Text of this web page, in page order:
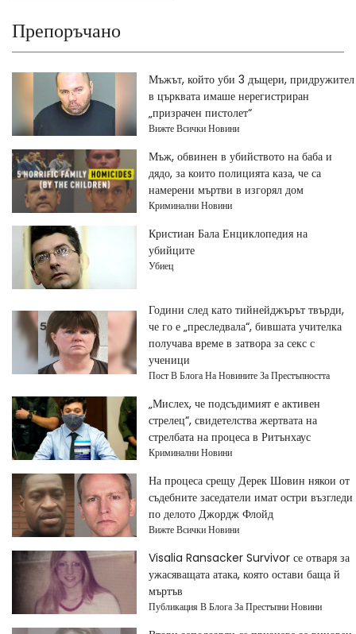
Препоръчано
Мъжът, който уби 3 дъщери, придружител
в църквата имаше нерегистриран
„призрачен пистолет“
Вижте Всички Новини
Мъж, обвинен в убийството на баба и
дядо, за които полицията каза, че са
намерени мъртви в изгорял дом
Криминални Новини
Кристиан Бала Енциклопедия на
убийците
Убиец
Години след като тийнейджърът твърди,
че го е „преследвала“, бившата учителка
получава време в затвора за секс с
ученици
Пост В Блога На Новините За Престъпността
„Мислех, че подсъдимият е активен
стрелец“, свидетелства жертвата на
стрелбата на процеса в Ритънхаус
Криминални Новини
На процеса срещу Дерек Шовин някои от
съдебните заседатели имат остри възгледи
по делото Джордж Флойд
Вижте Всички Новини
Visalia Ransacker Survivor се отваря за
ужасяващата атака, която остави баща й
мъртъв
Публикация В Блога За Престъпни Новини